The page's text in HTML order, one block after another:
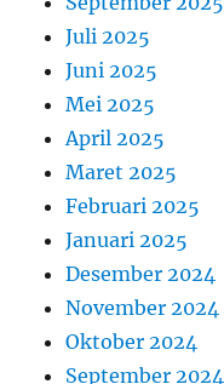
Juli 2025
Juni 2025
Mei 2025
April 2025
Maret 2025
Februari 2025
Januari 2025
Desember 2024
November 2024
Oktober 2024
September 2024